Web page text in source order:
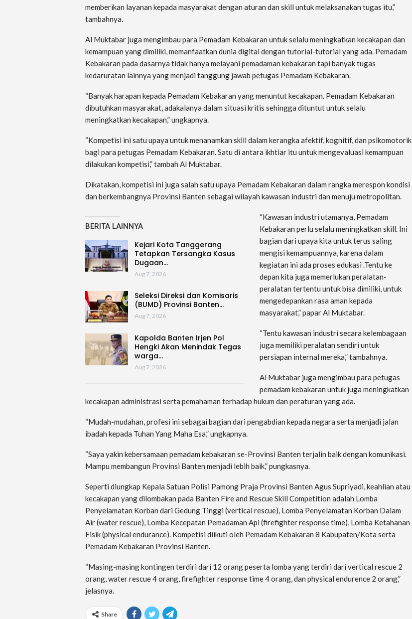
memberikan layanan kepada masyarakat dengan aturan dan skill untuk melaksanakan tugas itu,”
tambahnya.
Al Muktabar juga mengimbau para Pemadam Kebakaran untuk selalu meningkatkan kecakapan dan
kemampuan yang dimiliki, memanfaatkan dunia digital dengan tutorial-tutorial yang ada. Pemadam
Kebakaran pada dasarnya tidak hanya melayani pemadaman kebakaran tapi banyak tugas
kedaruratan lainnya yang menjadi tanggung jawab petugas Pemadam Kebakaran.
“Banyak harapan kepada Pemadam Kebakaran yang menuntut kecakapan. Pemadam Kebakaran
dibutuhkan masyarakat, adakalanya dalam situasi kritis sehingga dituntut untuk selalu
meningkatkan kecakapan,” ungkapnya.
“Kompetisi ini satu upaya untuk menanamkan skill dalam kerangka afektif, kognitif, dan psikomotorik
bagi para petugas Pemadam Kebakaran. Satu di antara ikhtiar itu untuk mengevaluasi kemampuan
dilakukan kompetisi,” tambah Al Muktabar.
Dikatakan, kompetisi ini juga salah satu upaya Pemadam Kebakaran dalam rangka merespon kondisi
dan berkembangnya Provinsi Banten sebagai wilayah kawasan industri dan menuju metropolitan.
BERITA LAINNYA
Kejari Kota Tanggerang
Tetapkan Tersangka Kasus
Dugaan…
Aug 7, 2026
Seleksi Direksi dan Komisaris
(BUMD) Provinsi Banten…
Aug 7, 2026
Kapolda Banten Irjen Pol
Hengki Akan Menindak Tegas
warga…
Aug 7, 2026
“Kawasan industri utamanya, Pemadam
Kebakaran perlu selalu meningkatkan skill. Ini
bagian dari upaya kita untuk terus saling
mengisi kemampuannya, karena dalam
kegiatan ini ada proses edukasi .Tentu ke
depan kita juga memerlukan peralatan-
peralatan tertentu untuk bisa dimiliki, untuk
mengedepankan rasa aman kepada
masyarakat,” papar Al Muktabar.
“Tentu kawasan industri secara kelembagaan
juga memiliki peralatan sendiri untuk
persiapan internal mereka,” tambahnya.
Al Muktabar juga mengimbau para petugas
pemadam kebakaran untuk juga meningkatkan
kecakapan administrasi serta pemahaman terhadap hukum dan peraturan yang ada.
“Mudah-mudahan, profesi ini sebagai bagian dari pengabdian kepada negara serta menjadi jalan
ibadah kepada Tuhan Yang Maha Esa,” ungkapnya.
“Saya yakin kebersamaan pemadam kebakaran se-Provinsi Banten terjalin baik dengan komunikasi.
Mampu membangun Provinsi Banten menjadi lebih baik,” pungkasnya.
Seperti diungkap Kepala Satuan Polisi Pamong Praja Provinsi Banten Agus Supriyadi, keahlian atau
kecakapan yang dilombakan pada Banten Fire and Rescue Skill Competition adalah Lomba
Penyelamatan Korban dari Gedung Tinggi (vertical rescue), Lomba Penyelamatan Korban Dalam
Air (water rescue), Lomba Kecepatan Pemadaman Api (firefighter response time), Lomba Ketahanan
Fisik (physical endurance). Kompetisi diikuti oleh Pemadam Kebakaran 8 Kabupaten/Kota serta
Pemadam Kebakaran Provinsi Banten.
“Masing-masing kontingen terdiri dari 12 orang peserta lomba yang terdiri dari vertical rescue 2
orang, water rescue 4 orang, firefighter response time 4 orang, dan physical endurence 2 orang,”
jelasnya.
Share